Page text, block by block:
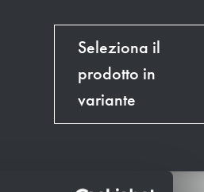
Seleziona il
prodotto in
variante